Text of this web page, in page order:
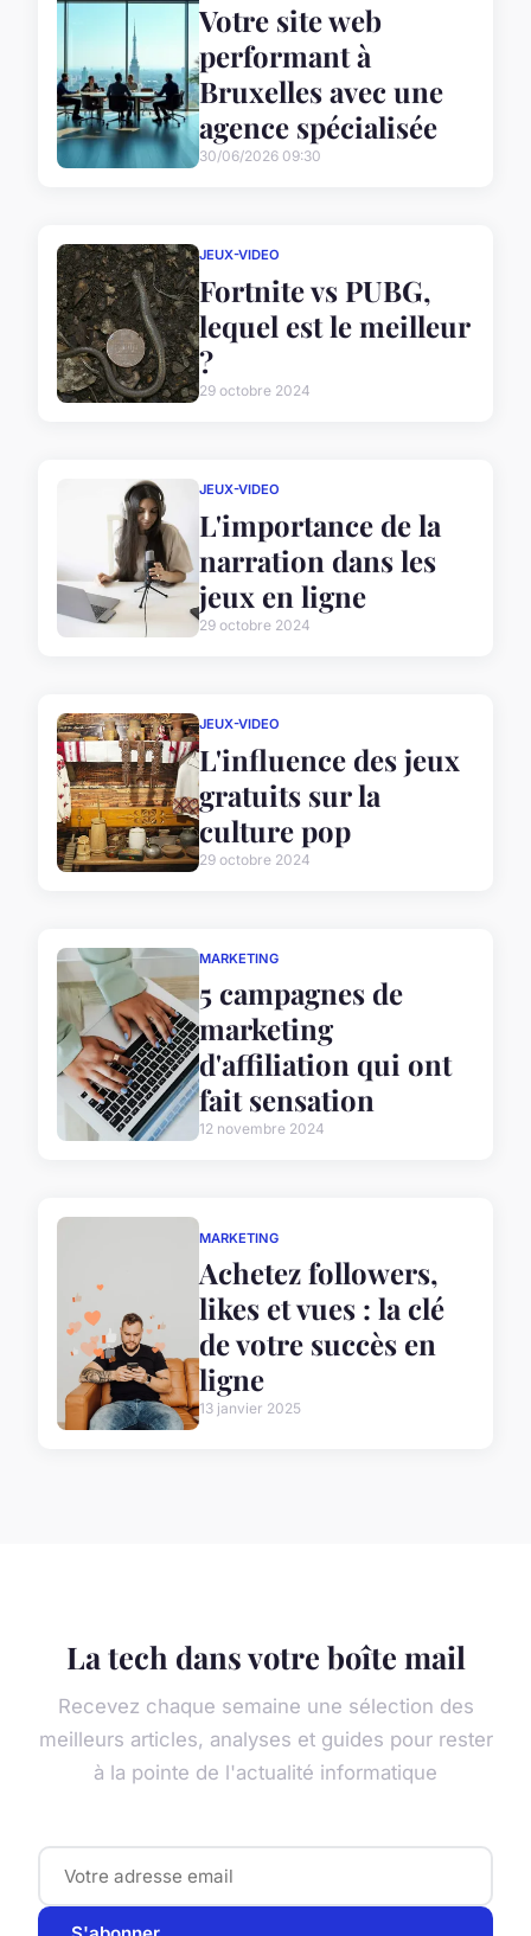
Votre site web
performant à
Bruxelles avec une
agence spécialisée
30/06/2026 09:30
JEUX-VIDEO
Fortnite vs PUBG,
lequel est le meilleur
?
29 octobre 2024
JEUX-VIDEO
L'importance de la
narration dans les
jeux en ligne
29 octobre 2024
JEUX-VIDEO
L'influence des jeux
gratuits sur la
culture pop
29 octobre 2024
MARKETING
5 campagnes de
marketing
d'affiliation qui ont
fait sensation
12 novembre 2024
MARKETING
Achetez followers,
likes et vues : la clé
de votre succès en
ligne
13 janvier 2025
La tech dans votre boîte mail
Recevez chaque semaine une sélection des
meilleurs articles, analyses et guides pour rester
à la pointe de l'actualité informatique